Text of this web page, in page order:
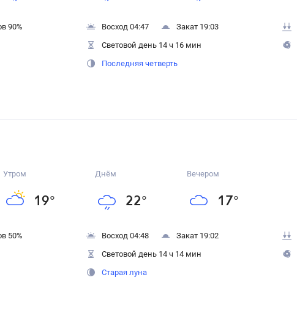
90%
Восход 04:47
Закат 19:03
Световой день 14 ч 16 мин
Последняя четверть
Утром
19°
Днём
22°
Вечером
17°
50%
Восход 04:48
Закат 19:02
Световой день 14 ч 14 мин
Старая луна